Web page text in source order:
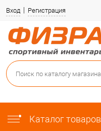
Вход Регистрация
Каталог товаров